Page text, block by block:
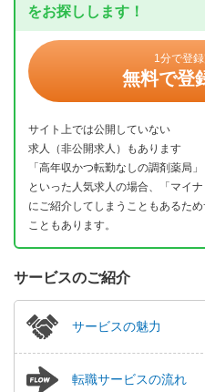
をお探しします！
1分で登録
無料で登
サイト上では公開していない
求人（非公開求人）もあります
「高年収かつ転勤なしの調剤薬局
といった人気求人の場合、「マイ
にご紹介してしまうこともあるた
こともあります。
サービスのご紹介
サービスの魅力
転職サービスの流れ